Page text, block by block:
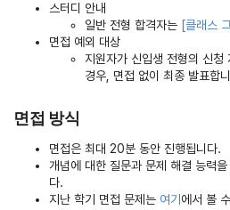
스터디 안내
일반 전형 합격자는 [클래스
면접 예외 대상
지원자가 신입생 전형의 신
경우, 면접 없이 최종 발표합
면접 방식
면접은 최대 20분 동안 진행됩니다.
개념에 대한 질문과 문제 해결 능력
다.
지난 학기 면접 문제는 여기 에서 볼